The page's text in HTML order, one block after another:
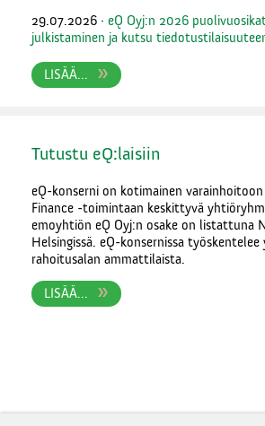
29.07.2026 · eQ Oyj:n 2026
julkistaminen ja kutsu
LISÄÄ...
Tutustu eQ:laisiin
eQ-konserni on kotimainen
Finance -toimintaan keskittyvä
emoyhtiön eQ Oyj:n osake on listattuna
Helsingissä. eQ-konsernissa
rahoitusalan ammattilaista.
LISÄÄ...